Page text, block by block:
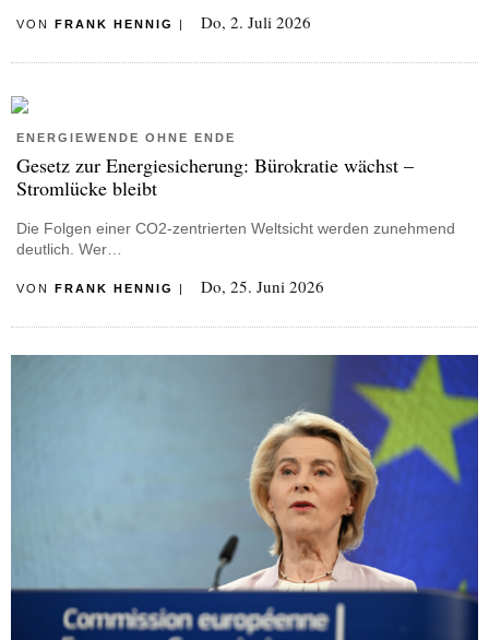
VON FRANK HENNIG Do, 2. Juli 2026
ENERGIEWENDE OHNE ENDE
Gesetz zur Energiesicherung: Bürokratie wächst –
Stromlücke bleibt
Die Folgen einer CO2-zentrierten Weltsicht werden zunehmend
deutlich. Wer…
VON FRANK HENNIG Do, 25. Juni 2026